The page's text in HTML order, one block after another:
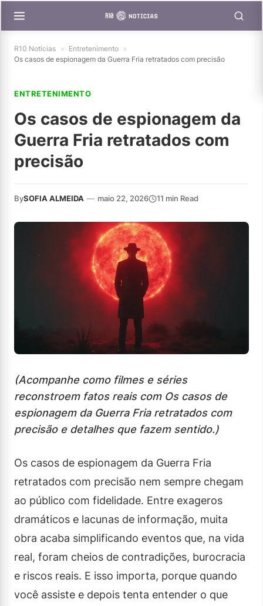
R10 Notícias » Entretenimento »
Os casos de espionagem da Guerra Fria retratados com precisão
ENTRETENIMENTO
Os casos de espionagem da
Guerra Fria retratados com
precisão
BySOFIA ALMEIDA — maio 22, 2026 11 min Read
(Acompanhe como filmes e séries
reconstroem fatos reais com Os casos de
espionagem da Guerra Fria retratados com
precisão e detalhes que fazem sentido.)
Os casos de espionagem da Guerra Fria
retratados com precisão nem sempre chegam
ao público com fidelidade. Entre exageros
dramáticos e lacunas de informação, muita
obra acaba simplificando eventos que, na vida
real, foram cheios de contradições, burocracia
e riscos reais. E isso importa, porque quando
você assiste e depois tenta entender o que